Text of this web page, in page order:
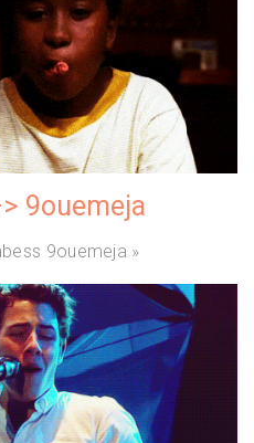
9ouemeja
9ouemeja »